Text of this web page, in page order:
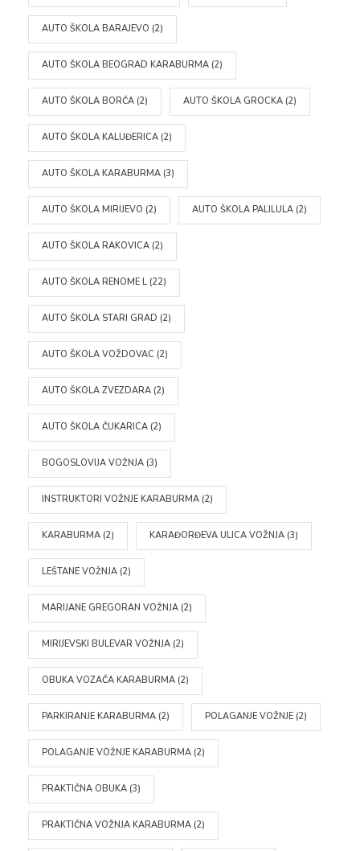
AUTO ŠKOLA BARAJEVO (2)
AUTO ŠKOLA BEOGRAD KARABURMA (2)
AUTO ŠKOLA BORČA (2) AUTO ŠKOLA GROCKA (2)
AUTO ŠKOLA KALUĐERICA (2)
AUTO ŠKOLA KARABURMA (3)
AUTO ŠKOLA MIRIJEVO (2) AUTO ŠKOLA PALILULA (2)
AUTO ŠKOLA RAKOVICA (2)
AUTO ŠKOLA RENOME L (22)
AUTO ŠKOLA STARI GRAD (2)
AUTO ŠKOLA VOŽDOVAC (2)
AUTO ŠKOLA ZVEZDARA (2)
AUTO ŠKOLA ČUKARICA (2)
BOGOSLOVIJA VOŽNJA (3)
INSTRUKTORI VOŽNJE KARABURMA (2)
KARABURMA (2) KARAĐORĐEVA ULICA VOŽNJA (3)
LEŠTANE VOŽNJA (2)
MARIJANE GREGORAN VOŽNJA (2)
MIRIJEVSKI BULEVAR VOŽNJA (2)
OBUKA VOZAČA KARABURMA (2)
PARKIRANJE KARABURMA (2) POLAGANJE VOŽNJE (2)
POLAGANJE VOŽNJE KARABURMA (2)
PRAKTIČNA OBUKA (3)
PRAKTIČNA VOŽNJA KARABURMA (2)